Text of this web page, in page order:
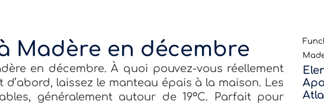
Madère en décembre
en décembre. À quoi pouvez-vous réellement
d’abord, laissez le manteau épais à la maison. Les
généralement autour de 19°C. Parfait pour